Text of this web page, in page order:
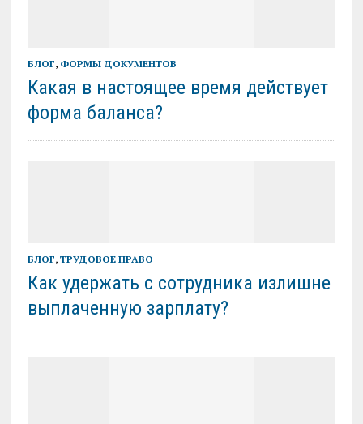
БЛОГ, ФОРМЫ ДОКУМЕНТОВ
Какая в настоящее время действует
форма баланса?
БЛОГ, ТРУДОВОЕ ПРАВО
Как удержать с сотрудника излишне
выплаченную зарплату?